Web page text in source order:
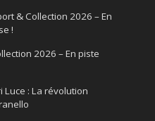
& Collection 2026 – En
!
2026 – En piste
Luce : La révolution